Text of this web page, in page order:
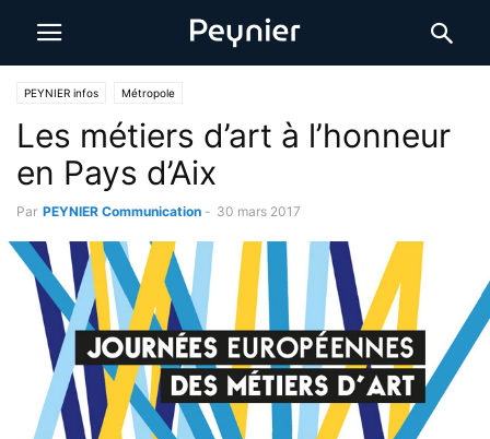
PEYNIER infos Métropole
Les métiers d’art à l’honneur
en Pays d’Aix
Par PEYNIER Communication - 30 mars 2017